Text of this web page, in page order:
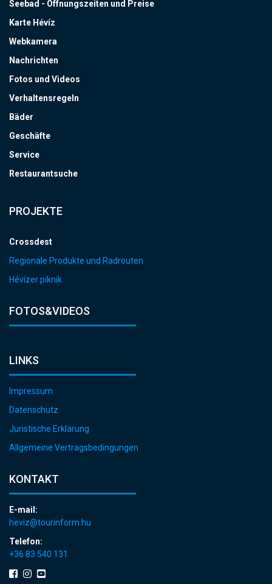
Seebad - Öffnungszeiten und Preise
Karte Hévíz
Webkamera
Nachrichten
Fotos und Videos
Verhaltensregeln
Bäder
Geschäfte
Service
Restaurantsuche
PROJEKTE
Crossdest
Regionale Produkte und Radrouten
Hévízer piknik
FOTOS&VIDEOS
LINKS
Impressum
Datenschutz
Juristische Erklärung
Allgemeine Vertragsbedingungen
KONTAKT
E-mail:
heviz@tourinform.hu
Telefon:
+36 83 540 131